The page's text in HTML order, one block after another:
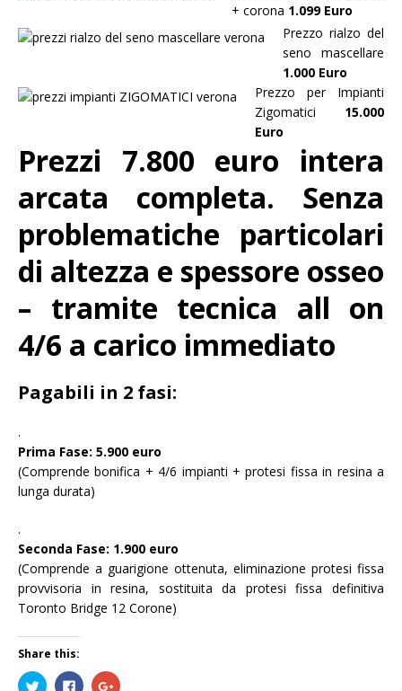
+ corona 1.099 Euro
Prezzo rialzo del
seno mascellare
1.000 Euro
Prezzo per Impianti
Zigomatici 15.000
Euro
Prezzi 7.800 euro intera
arcata completa. Senza
problematiche particolari
di altezza e spessore osseo
– tramite tecnica all on
4/6 a carico immediato
Pagabili in 2 fasi:
.
Prima Fase: 5.900 euro
(Comprende bonifica + 4/6 impianti + protesi fissa in resina a
lunga durata)
.
Seconda Fase: 1.900 euro
(Comprende a guarigione ottenuta, eliminazione protesi fissa
provvisoria in resina, sostituita da protesi fissa definitiva
Toronto Bridge 12 Corone)
Share this:
F
F F